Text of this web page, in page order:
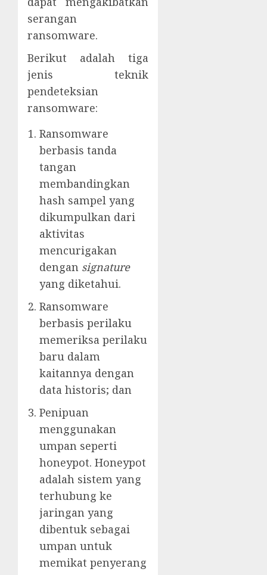
serangan
ransomware.
Berikut adalah tiga
jenis teknik
pendeteksian
ransomware:
Ransomware
berbasis tanda
tangan
membandingkan
hash sampel yang
dikumpulkan dari
aktivitas
mencurigakan
dengan signature
yang diketahui.
Ransomware
berbasis perilaku
memeriksa perilaku
baru dalam
kaitannya dengan
data historis; dan
Penipuan
menggunakan
umpan seperti
honeypot. Honeypot
adalah sistem yang
terhubung ke
jaringan yang
dibentuk sebagai
umpan untuk
memikat penyerang